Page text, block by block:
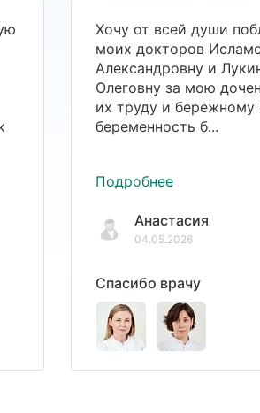
Хочу от всей души
моих докторов
Александровну и
Олеговну за мою
их труду и
беременность б...
Подробнее
Анастасия
04.05.2026
Спасибо врачу